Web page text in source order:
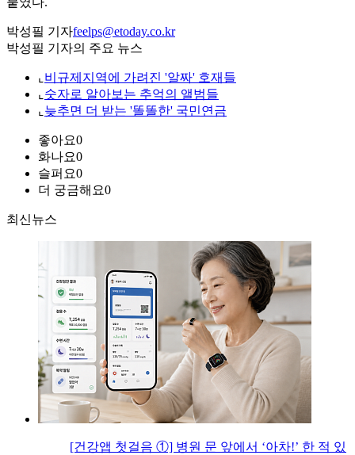
박성필 기자feelps@etoday.co.kr
박성필 기자의 주요 뉴스
⌞ 비규제지역에 가려진 '알짜' 호재들
⌞ 숫자로 알아보는 추억의 앨범들
⌞ 늦추면 더 받는 '똘똘한' 국민연금
좋아요0
화나요0
슬퍼요0
더 궁금해요0
최신뉴스
[건강앱 첫걸음 ①] 병원 문 앞에서 ‘아차!’ 한 적 있